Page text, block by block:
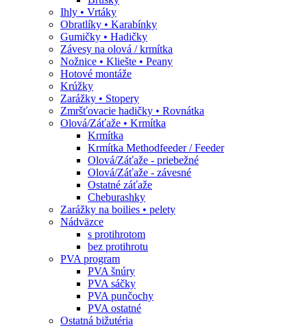
Ihly • Vrtáky
Obratlíky • Karabínky
Gumičky • Hadičky
Závesy na olová / krmítka
Nožnice • Kliešte • Peany
Hotové montáže
Krúžky
Zarážky • Stopery
Zmršťovacie hadičky • Rovnátka
Olová/Záťaže • Krmítka
Krmítka
Krmítka Methodfeeder / Feeder
Olová/Záťaže - priebežné
Olová/Záťaže - závesné
Ostatné záťaže
Cheburashky
Zarážky na boilies • pelety
Nádväzce
s protihrotom
bez protihrotu
PVA program
PVA šnúry
PVA sáčky
PVA punčochy
PVA ostatné
Ostatná bižutéria